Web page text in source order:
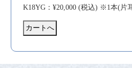
K18YG：¥20,000 (税込) ※1本(片